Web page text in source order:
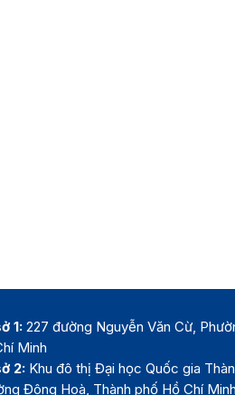
1: 227 đường Nguyễn Văn Cừ,
Minh
2: Khu đô thị Đại học Quốc gia
Đông Hoà, Thành phố Hồ Chí Minh